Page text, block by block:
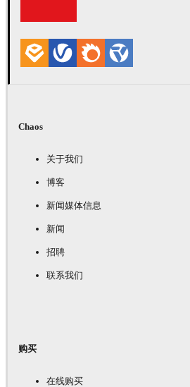
Chaos
关于我们
博客
新闻媒体信息
新闻
招聘
联系我们
购买
在线购买